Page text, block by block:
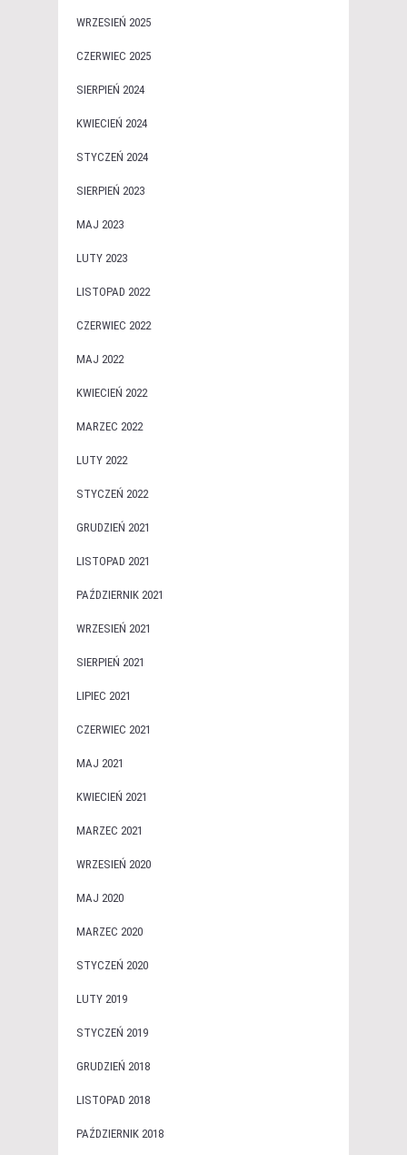
WRZESIEŃ 2025
CZERWIEC 2025
SIERPIEŃ 2024
KWIECIEŃ 2024
STYCZEŃ 2024
SIERPIEŃ 2023
MAJ 2023
LUTY 2023
LISTOPAD 2022
CZERWIEC 2022
MAJ 2022
KWIECIEŃ 2022
MARZEC 2022
LUTY 2022
STYCZEŃ 2022
GRUDZIEŃ 2021
LISTOPAD 2021
PAŹDZIERNIK 2021
WRZESIEŃ 2021
SIERPIEŃ 2021
LIPIEC 2021
CZERWIEC 2021
MAJ 2021
KWIECIEŃ 2021
MARZEC 2021
WRZESIEŃ 2020
MAJ 2020
MARZEC 2020
STYCZEŃ 2020
LUTY 2019
STYCZEŃ 2019
GRUDZIEŃ 2018
LISTOPAD 2018
PAŹDZIERNIK 2018